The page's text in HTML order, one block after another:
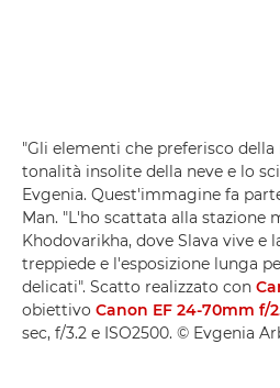
"Gli elementi che preferisco
tonalità insolite della neve e lo
Evgenia. Quest'immagine fa
Man. "L'ho scattata alla stazione
Khodovarikha, dove Slava vive e
treppiede e l'esposizione lunga
delicati". Scatto realizzato con
obiettivo Canon EF 24-70mm f/
sec, f/3.2 e ISO2500. © Evgenia